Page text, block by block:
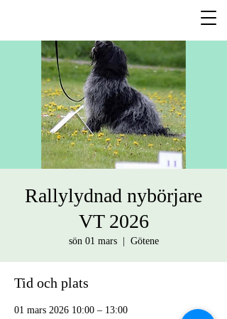
Rallylydnad nybörjare
VT 2026
sön 01 mars
  |
Götene
Tid och plats
01 mars 2026 10:00 – 13:00